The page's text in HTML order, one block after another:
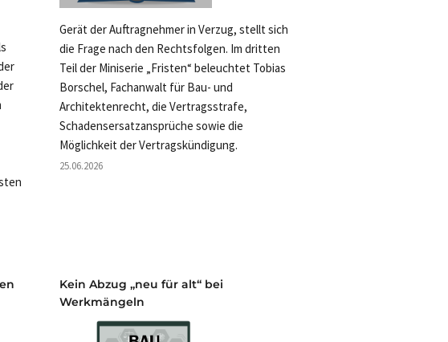
Gerät der Auftragnehmer in Verzug, stellt sich
die Frage nach den Rechtsfolgen. Im dritten
Teil der Miniserie „Fristen“ beleuchtet Tobias
Borschel, Fachanwalt für Bau- und
Architektenrecht, die Vertragsstrafe,
Schadensersatzansprüche sowie die
Möglichkeit der Vertragskündigung.
25.06.2026
Kein Abzug „neu für alt“ bei
Werkmängeln